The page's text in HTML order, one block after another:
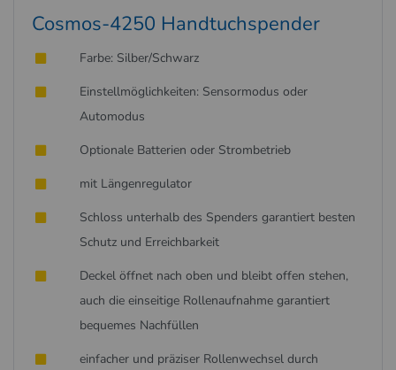
Cosmos-4250 Handtuchspender
Farbe: Silber/Schwarz
Einstellmöglichkeiten: Sensormodus oder
Automodus
Optionale Batterien oder Strombetrieb
mit Längenregulator
Schloss unterhalb des Spenders garantiert besten
Schutz und Erreichbarkeit
Deckel öffnet nach oben und bleibt offen stehen,
auch die einseitige Rollenaufnahme garantiert
bequemes Nachfüllen
einfacher und präziser Rollenwechsel durch